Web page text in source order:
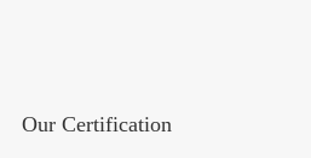
Our Certification